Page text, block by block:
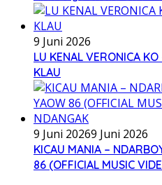
9 Juni 2026
LU KENAL VERONICA
KLAU
9 Juni 20269 Juni 2026
KICAU MANIA –
86 (OFFICIAL MUSIC